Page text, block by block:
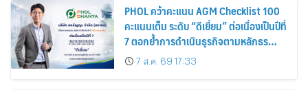
PHOL คว้าคะแนน AGM Checklist 100
คะแนนเต็ม ระดับ “ดีเยี่ยม” ต่อเนื่องเป็นปีที่
7 ตอกย้ำการดำเนินธุรกิจตามหลักธร
รมาภิบาล โปร่งใส สร้างความเชื่อมั่นผู้ถือ
หุ้น
7 ส.ค. 69 17:33